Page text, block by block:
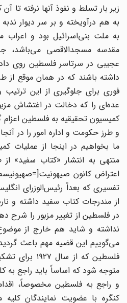
به هم درآویخته و بر سر دیوار
به ملت بنی‌اسرائیل بود و اعراب
مقدسه مسجدالاقصی می‌باشد،
عجیبی در سرتاسر فلسطین روی داد.
داشته باشند که در همان موقع از
فوری برای جلوگیری از این
عده‌ای را که دخالت در اغتشاش
کمیسیون تحقیقیه به فلسطین اعزام
و طرز حکومت و اداره امور را در
ما بخواهیم در اینجا از عملیات
منتهی به انتشار «کتاب سفید» از
اعتراض کانون
تفسیری که بعداً رئیس‌الوزرای
از مندرجات کتاب سفید داشته و
در فلسطین از تغییر مزبور را شرح
نداشته و شاید هم خارج از
می‌گوییم این قضیه مهم باعث
فلسطین که از سال
متوجه شود که اساساً باید راجع به
و راجع به فلسطین مخصوصاً،
کنگره با عضویت نمایندگان کلیه